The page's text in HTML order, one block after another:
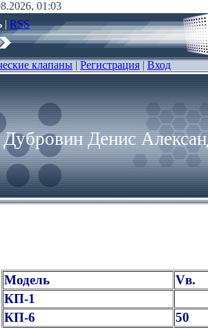
01:03
| RSS
клапаны | Регистрация | Вход
Денис
Модель Vв.
КП-1
КП-6
50